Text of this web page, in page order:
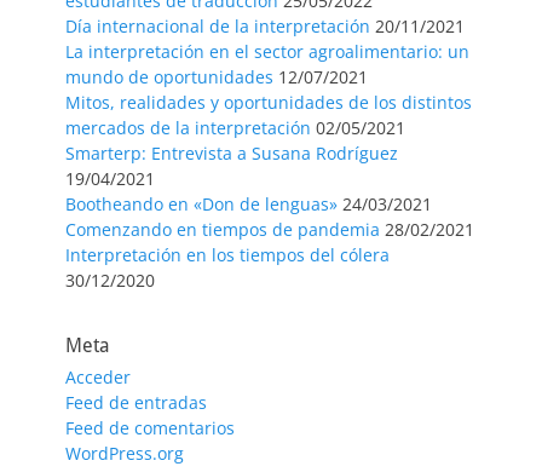
Día internacional de la interpretación 20/11/2021
La interpretación en el sector agroalimentario: un
mundo de oportunidades 12/07/2021
Mitos, realidades y oportunidades de los distintos
mercados de la interpretación 02/05/2021
Smarterp: Entrevista a Susana Rodríguez
19/04/2021
Bootheando en «Don de lenguas» 24/03/2021
Comenzando en tiempos de pandemia 28/02/2021
Interpretación en los tiempos del cólera
30/12/2020
Meta
Acceder
Feed de entradas
Feed de comentarios
WordPress.org